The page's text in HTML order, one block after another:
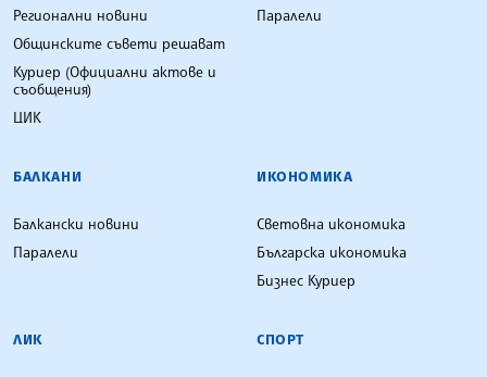
Регионални новини
Общинските съвети решават
Куриер (Официални актове и
съобщения)
ЦИК
Паралели
БАЛКАНИ
Балкански новини
Паралели
ИКОНОМИКА
Световна икономика
Българска икономика
Бизнес Куриер
ЛИК СПОРТ